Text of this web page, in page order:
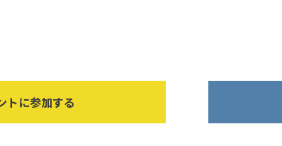
トに参加する